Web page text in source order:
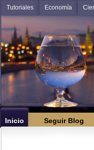
Tutoriales Economía
Inicio Seguir Blog